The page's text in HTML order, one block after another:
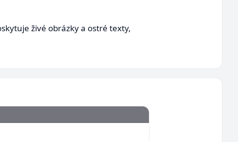
živé obrázky a ostré texty,